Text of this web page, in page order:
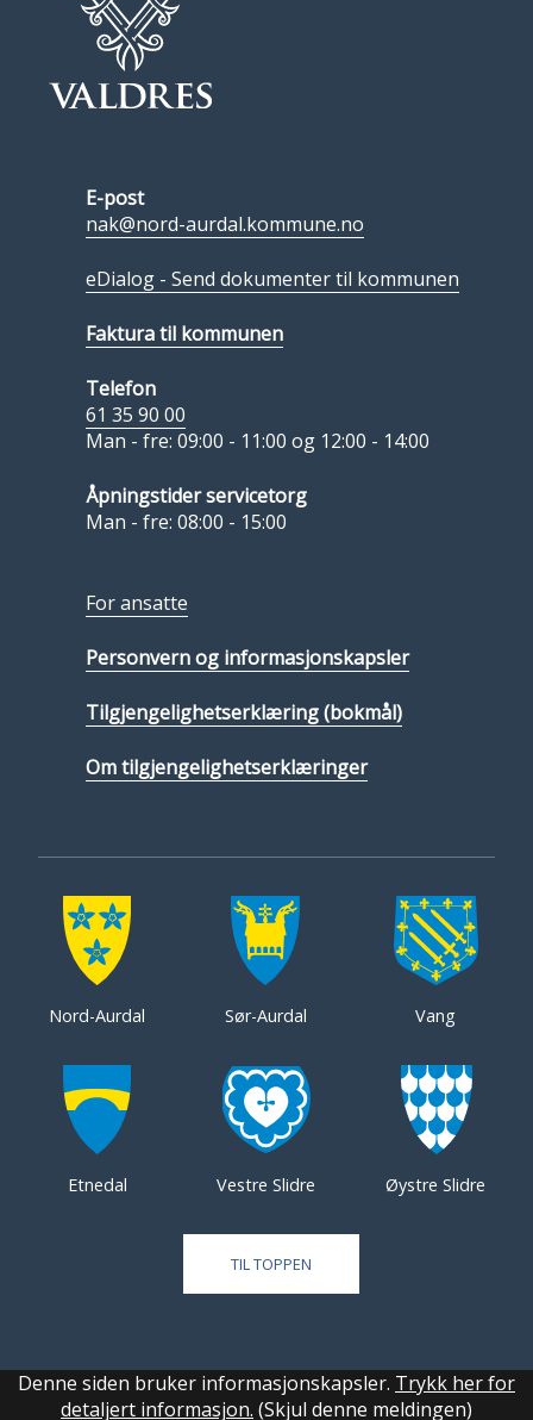
E-post
nak@nord-aurdal.kommune.no
eDialog - Send dokumenter til kommunen
Faktura til kommunen
Telefon
61 35 90 00
Man - fre: 09:00 - 11:00 og 12:00 - 14:00
Åpningstider servicetorg
Man - fre: 08:00 - 15:00
For ansatte
Personvern og informasjonskapsler
Tilgjengelighetserklæring (bokmål)
Om tilgjengelighetserklæringer
Nord-Aurdal Sør-Aurdal Vang
Etnedal Vestre Slidre Øystre Slidre
TIL TOPPEN
Denne siden bruker informasjonskapsler. Trykk her for
detaljert informasjon. (Skjul denne meldingen)